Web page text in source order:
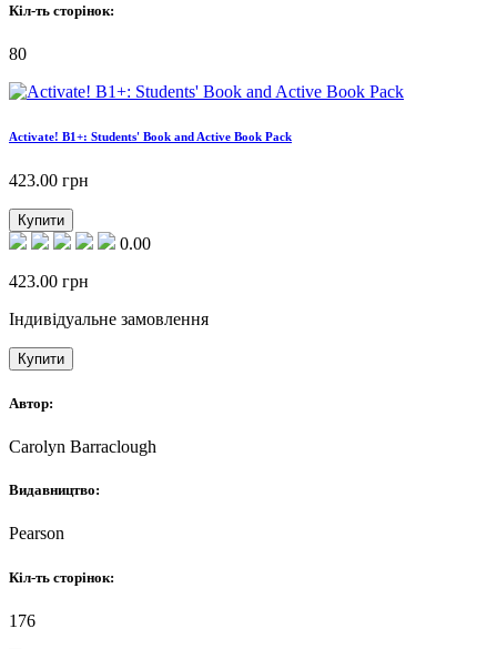
Кіл-ть сторінок:
80
Activate! B1+: Students' Book and Active Book Pack
423.00 грн
Купити
0.00
423.00 грн
Індивідуальне замовлення
Купити
Автор:
Carolyn Barraclough
Видавництво:
Pearson
Кіл-ть сторінок:
176